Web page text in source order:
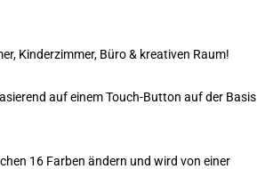
Kinderzimmer, Büro & kreativen Raum!
auf einem Touch-Button auf der Basis
16 Farben ändern und wird von einer